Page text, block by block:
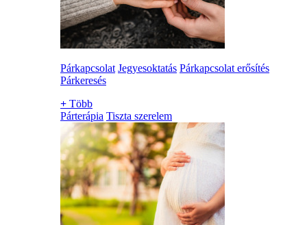
Párkapcsolat Jegyesoktatás Párkapcsolat erősítés
Párkeresés
+ Több
Párterápia Tiszta szerelem